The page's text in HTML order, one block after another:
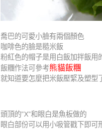
喬巴的可愛小臉有兩個顏色
咖啡色的臉是糙米飯
粉紅色的帽子是用白飯加拌飯用
飯糰作法可參考熊貓飯糰
就知道要怎麼把米飯壓緊及塑型
頭頂的”X”和眼白是魚板做的
眼白部份可以用小吸管戳下即可